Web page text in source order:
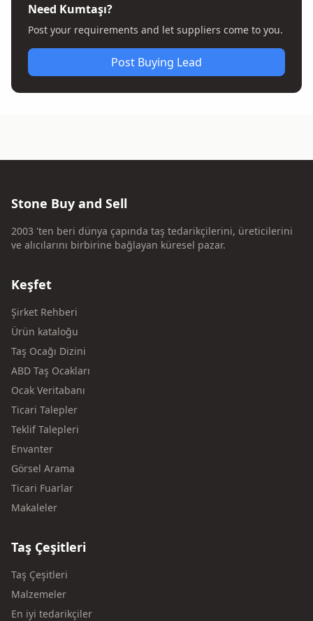
Need Kumtaşı?
Post your requirements and let suppliers come to you.
Post Buying Lead
Stone Buy and Sell
2003 'ten beri dünya çapında taş tedarikçilerini, üreticilerini
ve alıcılarını birbirine bağlayan küresel pazar.
Keşfet
Şirket Rehberi
Ürün kataloğu
Taş Ocağı Dizini
ABD Taş Ocakları
Ocak Veritabanı
Ticari Talepler
Teklif Talepleri
Envanter
Görsel Arama
Ticari Fuarlar
Makaleler
Taş Çeşitleri
Taş Çeşitleri
Malzemeler
En iyi tedarikçiler